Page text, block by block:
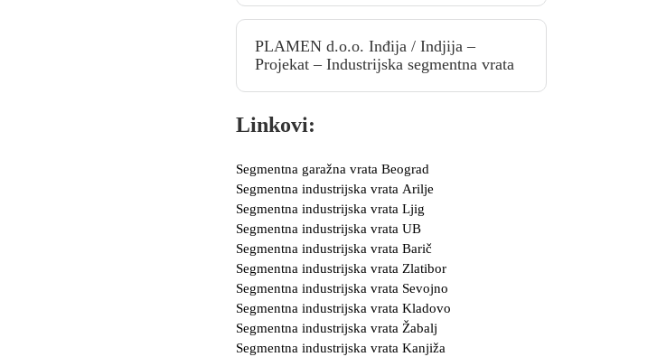
PLAMEN d.o.o. Inđija / Indjija –
Projekat – Industrijska segmentna vrata
Linkovi:
Segmentna garažna vrata Beograd
Segmentna industrijska vrata Arilje
Segmentna industrijska vrata Ljig
Segmentna industrijska vrata UB
Segmentna industrijska vrata Barič
Segmentna industrijska vrata Zlatibor
Segmentna industrijska vrata Sevojno
Segmentna industrijska vrata Kladovo
Segmentna industrijska vrata Žabalj
Segmentna industrijska vrata Kanjiža